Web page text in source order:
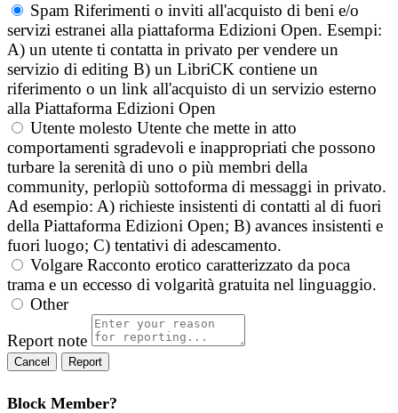
Spam Riferimenti o inviti all'acquisto di beni e/o
servizi estranei alla piattaforma Edizioni Open. Esempi:
A) un utente ti contatta in privato per vendere un
servizio di editing B) un LibriCK contiene un
riferimento o un link all'acquisto di un servizio esterno
alla Piattaforma Edizioni Open
Utente molesto Utente che mette in atto
comportamenti sgradevoli e inappropriati che possono
turbare la serenità di uno o più membri della
community, perlopiù sottoforma di messaggi in privato.
Ad esempio: A) richieste insistenti di contatti al di fuori
della Piattaforma Edizioni Open; B) avances insistenti e
fuori luogo; C) tentativi di adescamento.
Volgare Racconto erotico caratterizzato da poca
trama e un eccesso di volgarità gratuita nel linguaggio.
Other
Report note
Report
Block Member?